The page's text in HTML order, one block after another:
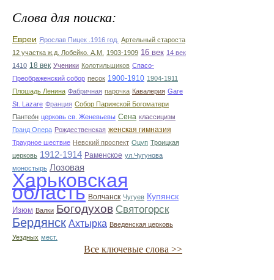
Слова для поиска:
Евреи Ярослав Пицек .1916 год. Артельный староста
12 участка ж.д. Лобейко. А.М.
1903-1909 16 век 14 век
1410 18 век Ученики Колотильшиков Спасо-
Преображенский собор песок 1900-1910 1904-1911
Плошадь Ленина Фабричная парочка Кавалерия Gare
St. Lazare Франция Собор Парижской Богоматери
Пантео́н церковь св. Женевьевы Сена классицизм
Гранд Опера Рождественская женская гимназия
Траурное шествие Невский проспект Оцуп Троицкая
церковь 1912-1914 Раменское ул.Чугунова
моностырь Лозовая
Харьковская
область Волчанск Чугуев Купянск
Изюм Валки Богодухов Святогорск
Бердянск Ахтырка Введенская церковь
Уездных мест.
Все ключевые слова >>